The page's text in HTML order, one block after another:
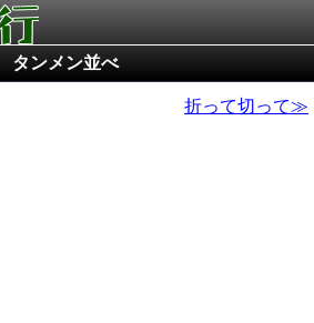
タンメン並べ
折って切って